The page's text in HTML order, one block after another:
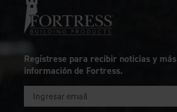
Regístrese para recibir noticias y más
información de Fortress.